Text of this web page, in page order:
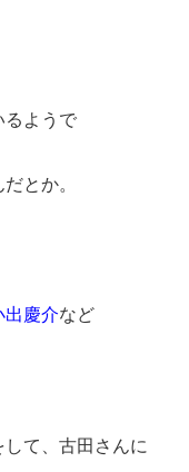
るようで
とか。
出慶介など
て、古田さんに